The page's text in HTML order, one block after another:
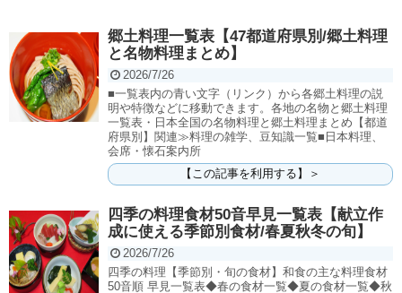
郷土料理一覧表【47都道府県別/郷土料理
と名物料理まとめ】
2026/7/26
■一覧表内の青い文字（リンク）から各郷土料理の説
明や特徴などに移動できます。各地の名物と郷土料理
一覧表・日本全国の名物料理と郷土料理まとめ【都道
府県別】関連≫料理の雑学、豆知識一覧■日本料理、
会席・懐石案内所
【この記事を利用する】＞
四季の料理食材50音早見一覧表【献立作
成に使える季節別食材/春夏秋冬の旬】
2026/7/26
四季の料理【季節別・旬の食材】和食の主な料理食材
50音順 早見一覧表◆春の食材一覧◆夏の食材一覧◆秋